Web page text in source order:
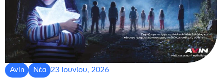
Avin Νέα 23 Ιουνίου, 2026